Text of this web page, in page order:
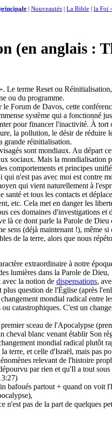
| Nouveautés | La Bible | la Foi
(en anglais :
Le terme Reset ou
ou du programme.
Forum de Davos, cette
système qui a fonctionné
pour financer l'inactivité. À
la pollution, le désir de
grande réinitialisation.
sont mondiaux. Au départ
sociaux. Mais la
comportements et principes
n'est pas avec moi est contre
qui vient naturellement à
santé et tous les contacts et
etc. Cela met en danger les
ces domaines d'investigations
là ce dont parle la Parole de
sens (déjà maintenant !), même
de la terre, alors que nous
extraordinaire à notre
lumières dans la Parole de Dieu,
la notion de dispensations,
question de l'Église (après
mondial radical entre
catastrophiques. C'est un
sceau de l'Apocalypse
cheval blanc venant établir Son
mondial radical plutôt
terre, et celle d'Israël, mais pas
relevant de l'histoire
par rien et qu'Il a tout
bafoués partout + quand on voit
pas de la part de quelques